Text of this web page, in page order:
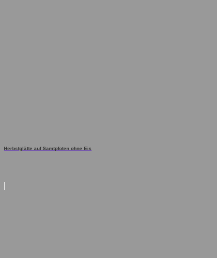
Herbstglätte auf Samtpfoten ohne Eis